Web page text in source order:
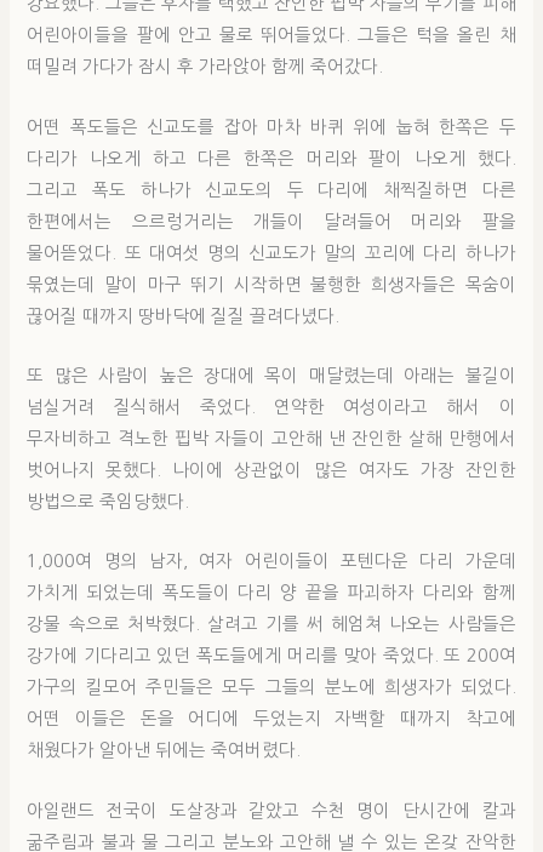
강요했다. 그들은 후자를 택했고 잔인한 핍박 자들의 무기를 피해
어린아이들을 팔에 안고 물로 뛰어들었다. 그들은 턱을 올린 채
떠밀려 가다가 잠시 후 가라앉아 함께 죽어갔다.
어떤 폭도들은 신교도를 잡아 마차 바퀴 위에 눕혀 한쪽은 두
다리가 나오게 하고 다른 한쪽은 머리와 팔이 나오게 했다.
그리고 폭도 하나가 신교도의 두 다리에 채찍질하면 다른
한편에서는 으르렁거리는 개들이 달려들어 머리와 팔을
물어뜯었다. 또 대여섯 명의 신교도가 말의 꼬리에 다리 하나가
묶였는데 말이 마구 뛰기 시작하면 불행한 희생자들은 목숨이
끊어질 때까지 땅바닥에 질질 끌려다녔다.
또 많은 사람이 높은 장대에 목이 매달렸는데 아래는 불길이
넘실거려 질식해서 죽었다. 연약한 여성이라고 해서 이
무자비하고 격노한 핍박 자들이 고안해 낸 잔인한 살해 만행에서
벗어나지 못했다. 나이에 상관없이 많은 여자도 가장 잔인한
방법으로 죽임당했다.
1,000여 명의 남자, 여자 어린이들이 포텐다운 다리 가운데
가치게 되었는데 폭도들이 다리 양 끝을 파괴하자 다리와 함께
강물 속으로 처박혔다. 살려고 기를 써 헤엄쳐 나오는 사람들은
강가에 기다리고 있던 폭도들에게 머리를 맞아 죽었다. 또 200여
가구의 킬모어 주민들은 모두 그들의 분노에 희생자가 되었다.
어떤 이들은 돈을 어디에 두었는지 자백할 때까지 착고에
채웠다가 알아낸 뒤에는 죽여버렸다.
아일랜드 전국이 도살장과 같았고 수천 명이 단시간에 칼과
굶주림과 불과 물 그리고 분노와 고안해 낼 수 있는 온갖 잔악한